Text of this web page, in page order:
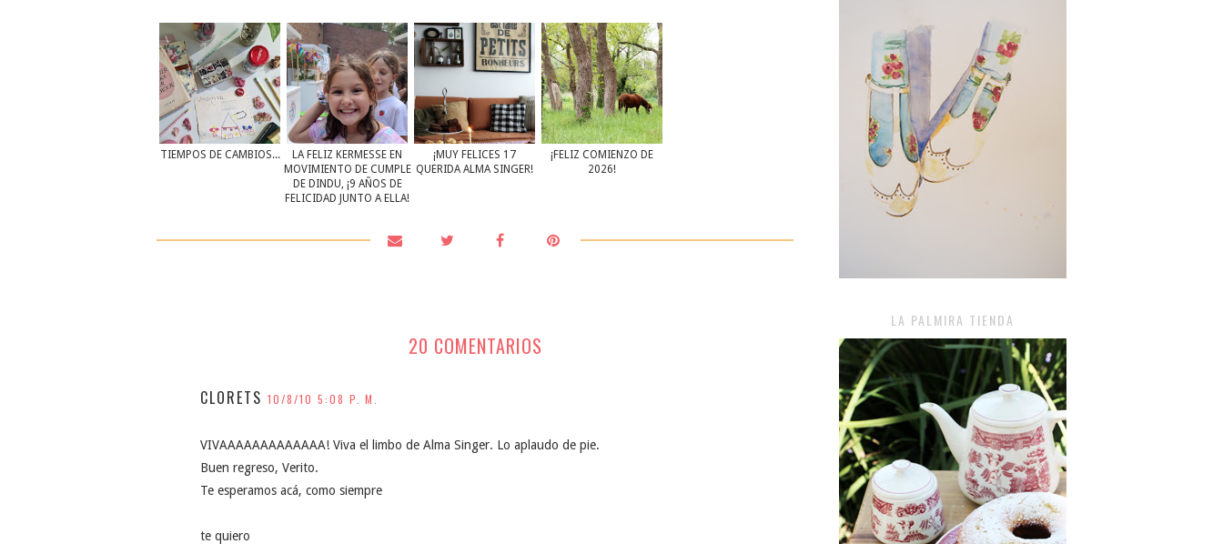
TIEMPOS DE CAMBIOS...
LA FELIZ KERMESSE EN
MOVIMIENTO DE CUMPLE
DE DINDU, ¡9 AÑOS DE
FELICIDAD JUNTO A ELLA!
¡MUY FELICES 17
QUERIDA ALMA SINGER!
¡FELIZ COMIENZO DE
2026!
20 COMENTARIOS
CLORETS 10/8/10 5:08 P. M.
VIVAAAAAAAAAAAAA! Viva el limbo de Alma Singer. Lo aplaudo de pie.
Buen regreso, Verito.
Te esperamos acá, como siempre
te quiero
LA PALMIRA TIENDA